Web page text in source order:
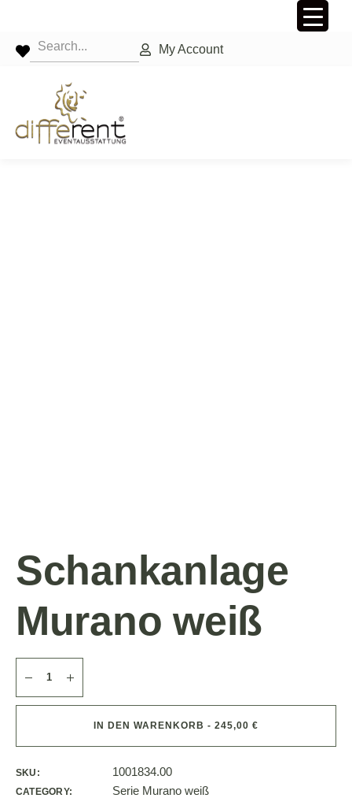
My Account
Schankanlage
Murano weiß
IN DEN WARENKORB - 245,00 €
SKU: 1001834.00
CATEGORY: Serie Murano weiß